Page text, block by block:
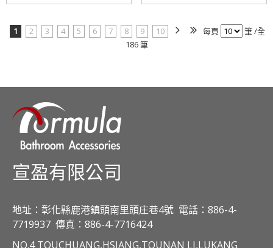
1 2 3 4 5 6 7 8 9 10 每頁
筆 /全
186 筆
宣盈有限公司
地址：彰化縣鹿港鎮頭南里頭庄巷4號 電話：886-4-
7719937 傳真：886-4-7716424
NO.4 TOUCHUANG,HSIANG,TOUNAN LI,LUKANG